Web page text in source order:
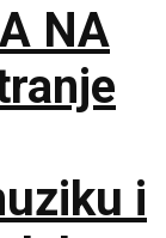
NA
i